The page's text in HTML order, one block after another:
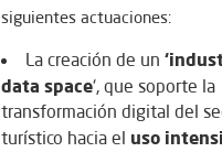
siguientes actuaciones:
La creación de un
data space‘, que soporte la
transformación digital del
turístico hacia el uso